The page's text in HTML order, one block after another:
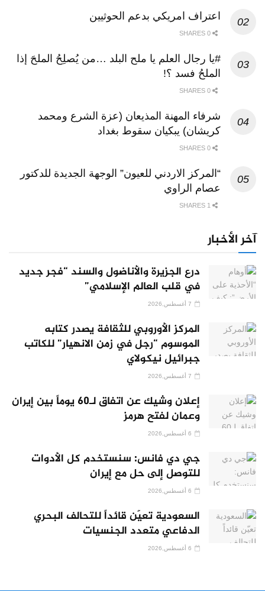
اعتراف امريكي بدعم الحوثيين
#يا رجال العلم يا ملح البلد …من يُصلِحُ الملحَ إذا
الملحُ فسد ؟!
شرفاء المهنة المذيعان (عزة الشرع ومحمد
كريشان) يبكيان سقوط بغداد
“المركز الاردني للعيون” الوجهة الجديدة للدكتور
عصام الراوي
آخر الأخبار
درع الجزيرة والأناضول والسند “فجر جديد
في قلب العالم الإسلامي”
المركز الأوروبي للثقافة يصدر كتابه
الموسوم “رجل في زمن الانهيار” للكاتب
جبرائيل نيكولاي
إعلان وشيك عن اتفاق لـ60 يوماً بين إيران
وعمان لفتح هرمز
جي دي فانس: سنستخدم كل الأدوات
للتوصل إلى حل مع إيران
السعودية تعيّن قائداً للتحالف البحري
الدفاعي متعدد الجنسيات